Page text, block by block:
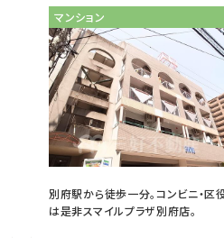
マンション
別府駅から徒歩一分。コンビニ・区
は是非スマイルプラザ別府店。